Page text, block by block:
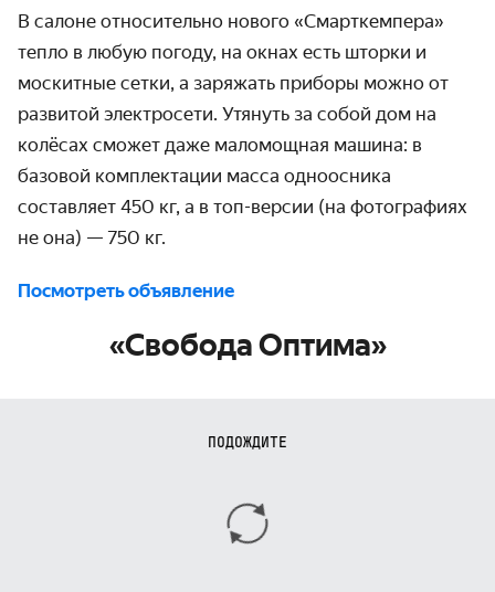
В салоне относительно нового «Смарткемпера»
тепло в любую погоду, на окнах есть шторки и
москитные сетки, а заряжать приборы можно от
развитой электросети. Утянуть за собой дом на
колёсах сможет даже маломощная машина: в
базовой комплектации масса одноосника
составляет 450 кг, а в топ-версии (на фотографиях
не она) — 750 кг.
Посмотреть объявление
«Свобода Оптима»
ПОДОЖДИТЕ